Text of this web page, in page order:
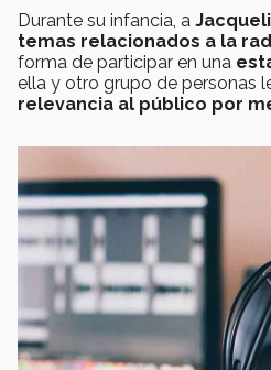
Durante su infancia, a
temas relacionados a la
forma de participar en una
ella y otro grupo de personas
relevancia al público por